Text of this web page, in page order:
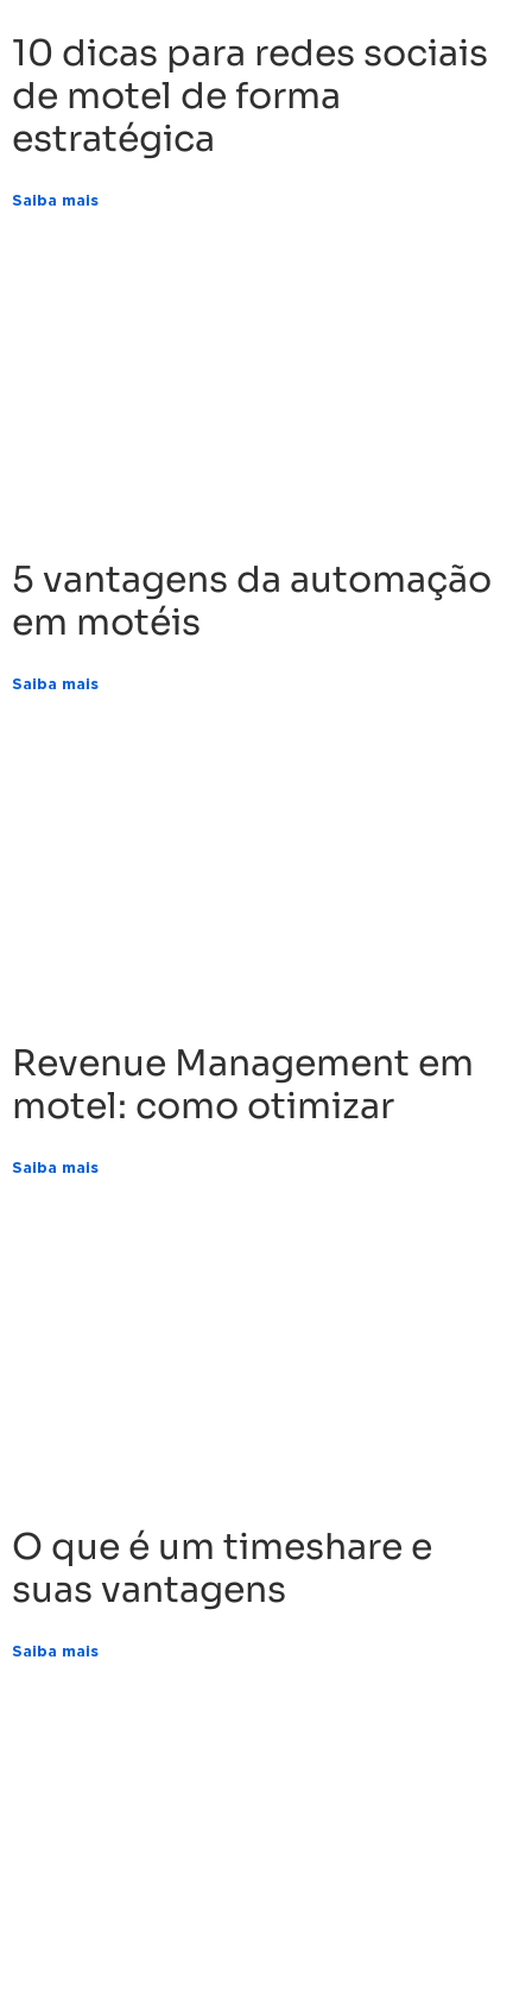
10 dicas para redes sociais
de motel de forma
estratégica
Saiba mais
5 vantagens da automação
em motéis
Saiba mais
Revenue Management em
motel: como otimizar
Saiba mais
O que é um timeshare e
suas vantagens
Saiba mais